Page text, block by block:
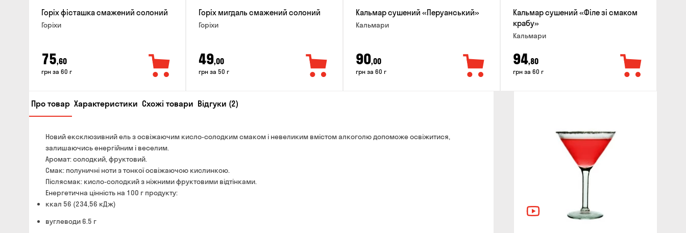
Горіх фісташка смажений солоний
Горіхи
75,60
грн за 60 г
Горіх мигдаль смажений солоний
Горіхи
49,00
грн за 50 г
Кальмар сушений «Перуанський»
Кальмари
90,00
грн за 60 г
Кальмар сушений «Філе зі смаком
крабу»
Кальмари
94,80
грн за 60 г
Про товар Характеристики Схожі товари Відгуки (2)
Новий ексклюзивний ель з освіжаючим кисло-солодким смаком і невеликим вмістом алкоголю допоможе освіжитися,
залишаючись енергійним і веселим.
Аромат: солодкий, фруктовий.
Смак: полуничні ноти з тонкої освіжаючою кислинкою.
Післясмак: кисло-солодкий з ніжними фруктовими відтінками.
Енергетична цінність на 100 г продукту:
ккал 56 (234,56 кДж)
вуглеводи 6.5 г